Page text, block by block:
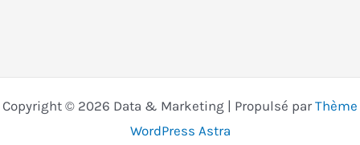
Copyright © 2026 Data & Marketing | Propulsé par Thème
WordPress Astra